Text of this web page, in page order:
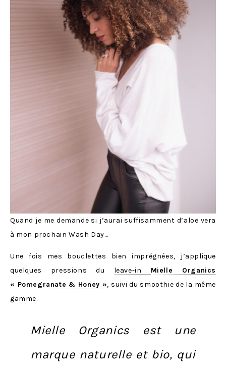
Quand je me demande si j’aurai suffisamment d’aloe vera
à mon prochain Wash Day…
Une fois mes bouclettes bien imprégnées, j’applique
quelques pressions du leave-in Mielle Organics
« Pomegranate & Honey », suivi du smoothie de la même
gamme.
Mielle Organics est une
marque naturelle et bio, qui